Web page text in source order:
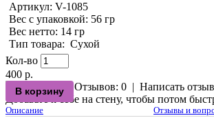
Артикул: V-1085
Вес с упаковкой: 56 гр
Вес нетто: 14 гр
Тип товара: Сухой
Кол-во
400 р.
Отзывов: 0 | Написать отзыв
Добавьте к себе на стену, чтобы потом
Описание Отзывы и